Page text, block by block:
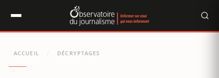
ACCUEIL / DÉCRYPTAGES
Panneau de gestion des cookies